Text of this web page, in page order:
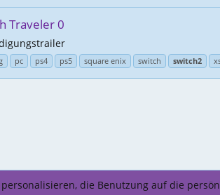
Traveler 0
pc ps4 ps5 square enix switch switch2
die Benutzung auf die